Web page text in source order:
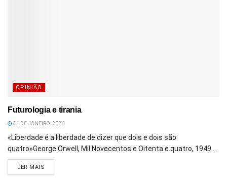
OPINIÃO
Futurologia e tirania
31 DE JANEIRO, 2026
«Liberdade é a liberdade de dizer que dois e dois são
quatro»George Orwell, Mil Novecentos e Oitenta e quatro, 1949...
LER MAIS